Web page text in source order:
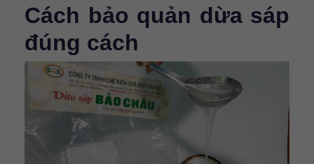
Cách bảo quản dừa sáp
đúng cách